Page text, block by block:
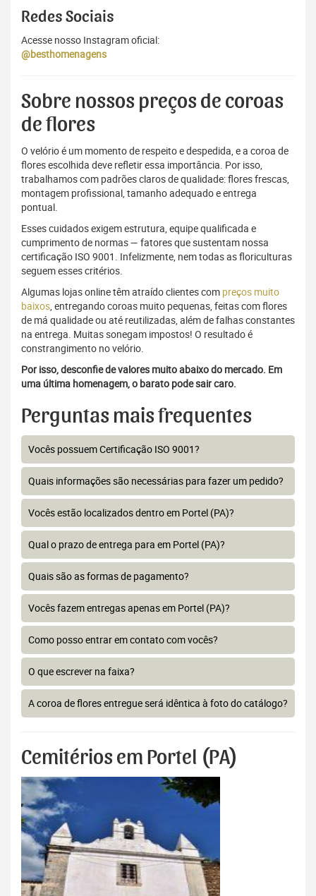
Redes Sociais
Acesse nosso Instagram oficial:
@besthomenagens
Sobre nossos preços de coroas
de flores
O velório é um momento de respeito e despedida, e a coroa de
flores escolhida deve refletir essa importância. Por isso,
trabalhamos com padrões claros de qualidade: flores frescas,
montagem profissional, tamanho adequado e entrega
pontual.
Esses cuidados exigem estrutura, equipe qualificada e
cumprimento de normas — fatores que sustentam nossa
certificação ISO 9001. Infelizmente, nem todas as floriculturas
seguem esses critérios.
Algumas lojas online têm atraído clientes com preços muito
baixos, entregando coroas muito pequenas, feitas com flores
de má qualidade ou até reutilizadas, além de falhas constantes
na entrega. Muitas sonegam impostos! O resultado é
constrangimento no velório.
Por isso, desconfie de valores muito abaixo do mercado. Em
uma última homenagem, o barato pode sair caro.
Perguntas mais frequentes
Vocês possuem Certificação ISO 9001?
Quais informações são necessárias para fazer um pedido?
Vocês estão localizados dentro em Portel (PA)?
Qual o prazo de entrega para em Portel (PA)?
Quais são as formas de pagamento?
Vocês fazem entregas apenas em Portel (PA)?
Como posso entrar em contato com vocês?
O que escrever na faixa?
A coroa de flores entregue será idêntica à foto do catálogo?
Cemitérios em Portel (PA)